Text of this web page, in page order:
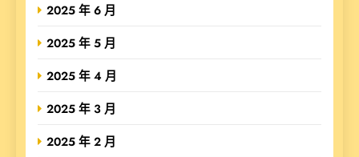
2025 年 6 月
2025 年 5 月
2025 年 4 月
2025 年 3 月
2025 年 2 月